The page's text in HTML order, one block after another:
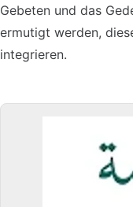
Gebeten und das
ermutigt werden,
integrieren.